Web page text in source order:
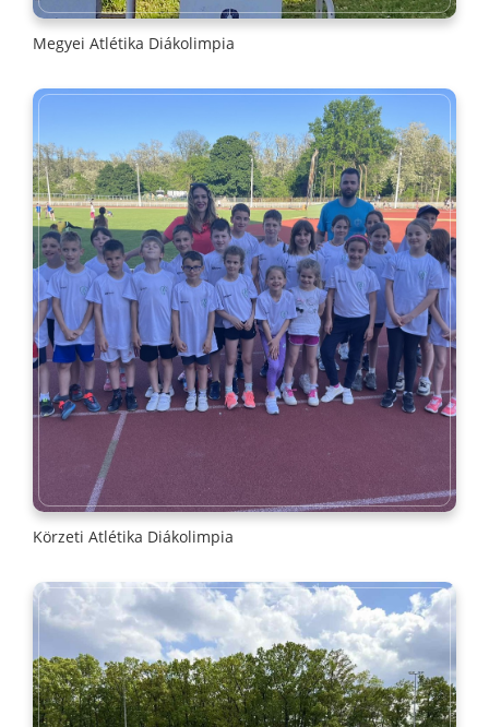
Megyei Atlétika Diákolimpia
Körzeti Atlétika Diákolimpia